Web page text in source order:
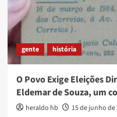
gente história
O Povo Exige Eleições
Eldemar de Souza, um
heraldo hb 15 de junho de